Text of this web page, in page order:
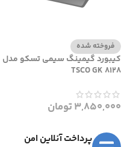
فروخته شده
کیبورد گیمینگ سیمی تسکو مدل
TSCO GK 8128
3,850,000تومان
پرداخت آنلاین امن